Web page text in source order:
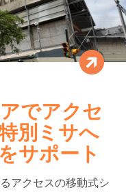
でアクセ
別ミサへ
サポート
アクセスの移動式シ